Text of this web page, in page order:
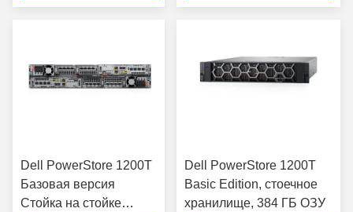
(включая операционные
Dell PowerStore 1200T
Базовая версия
Стойка на стойке
Dell PowerStore 1200T
Basic Edition, стоечное
хранилище, 384 ГБ ОЗУ